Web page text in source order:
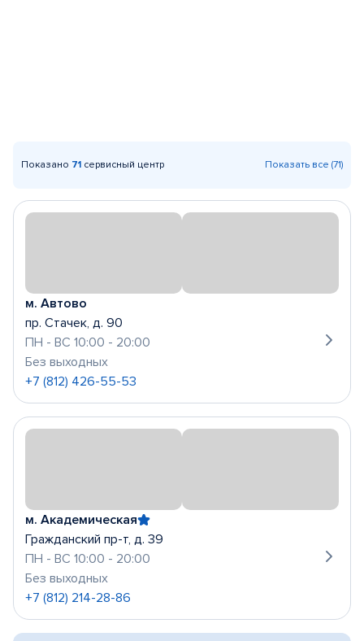
Показано 71 сервисный центр Показать все (71)
м. Автово
пр. Стачек, д. 90
ПН - ВС 10:00 - 20:00
Без выходных
+7 (812) 426-55-53
м. Академическая
Гражданский пр-т, д. 39
ПН - ВС 10:00 - 20:00
Без выходных
+7 (812) 214-28-86